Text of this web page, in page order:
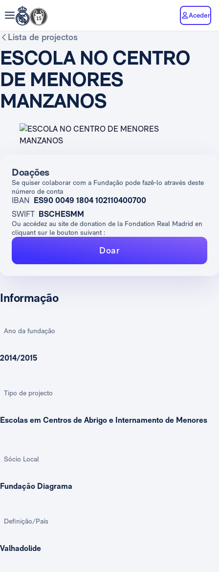
Aceder
Lista de projectos
ESCOLA NO CENTRO
DE MENORES
MANZANOS
Informação
Ano da fundação
2014/2015
Tipo de projecto
Escolas em Centros de Abrigo e Internamento de Menores
Sócio Local
Fundação Diagrama
Definição/País
Valhadolide
Doações
Se quiser colaborar com a Fundação pode fazê-lo através deste
número de conta
IBAN ES90 0049 1804 102110400700
SWIFT BSCHESMM
Ou accédez au site de donation de la Fondation Real Madrid en
cliquant sur le bouton suivant :
Doar